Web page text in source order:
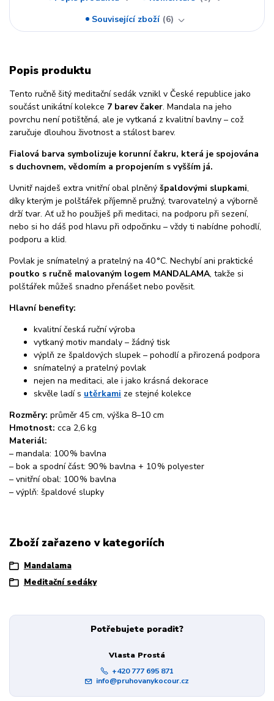
Související zboží 6
Popis produktu
Tento ručně šitý meditační sedák vznikl v České republice jako
součást unikátní kolekce 7 barev čaker. Mandala na jeho
povrchu není potištěná, ale je vytkaná z kvalitní bavlny – což
zaručuje dlouhou životnost a stálost barev.
Fialová barva symbolizuje korunní čakru, která je spojována
s duchovnem, vědomím a propojením s vyšším já.
Uvnitř najdeš extra vnitřní obal plněný špaldovými slupkami,
díky kterým je polštářek příjemně pružný, tvarovatelný a výborně
drží tvar. Ať už ho použiješ při meditaci, na podporu při sezení,
nebo si ho dáš pod hlavu při odpočinku – vždy ti nabídne pohodlí,
podporu a klid.
Povlak je snímatelný a pratelný na 40 °C. Nechybí ani praktické
poutko s ručně malovaným logem MANDALAMA, takže si
polštářek můžeš snadno přenášet nebo pověsit.
Hlavní benefity:
kvalitní česká ruční výroba
vytkaný motiv mandaly – žádný tisk
výplň ze špaldových slupek – pohodlí a přirozená podpora
snímatelný a pratelný povlak
nejen na meditaci, ale i jako krásná dekorace
skvěle ladí s utěrkami ze stejné kolekce
Rozměry: průměr 45 cm, výška 8–10 cm
Hmotnost: cca 2,6 kg
Materiál:
– mandala: 100 % bavlna
– bok a spodní část: 90 % bavlna + 10 % polyester
– vnitřní obal: 100 % bavlna
– výplň: špaldové slupky
Zboží zařazeno v kategoriích
Mandalama
Meditační sedáky
Potřebujete poradit?
Vlasta Prostá
+420 777 695 871
info@pruhovanykocour.cz